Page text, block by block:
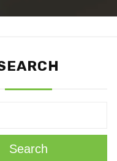
Search